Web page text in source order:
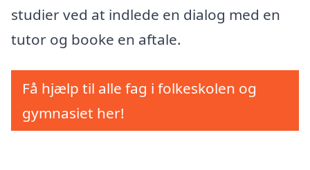
studier ved at indlede en dialog med en
tutor og booke en aftale.
Få hjælp til alle fag i folkeskolen og
gymnasiet her!